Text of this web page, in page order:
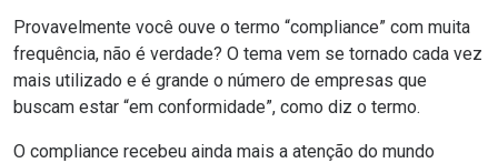
Provavelmente você ouve o termo “compliance” com muita
frequência, não é verdade? O tema vem se tornado cada vez
mais utilizado e é grande o número de empresas que
buscam estar “em conformidade”, como diz o termo.
O compliance recebeu ainda mais a atenção do mundo